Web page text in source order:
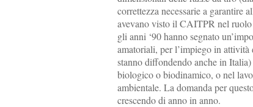
correttezza necessarie a garantire
avevano visto il CAITPR nel ruolo
gli anni ‘90 hanno segnato
amatoriali, per l’impiego in
stanno diffondendo anche in
biologico o biodinamico, o nel
ambientale. La domanda per
crescendo di anno in anno.